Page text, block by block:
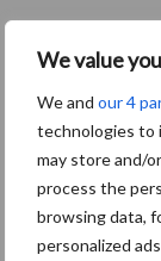
We value
We and our 4
technologies to
may store and/
process the
browsing data,
personalized